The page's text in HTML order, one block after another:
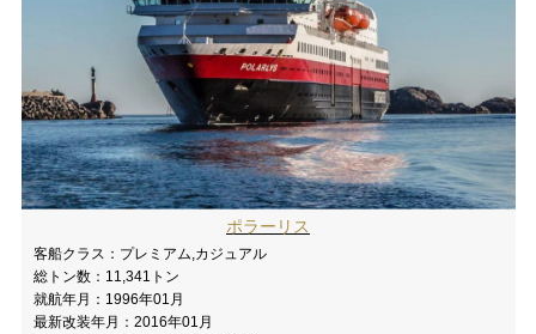
ポラーリス
客船クラス： プレミアム,カジュアル
総トン数： 11,341トン
就航年月： 1996年01月
最新改装年月： 2016年01月